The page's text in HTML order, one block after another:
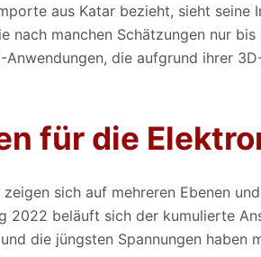
aus Katar bezieht, sieht seine
nach manchen Schätzungen nur
die aufgrund ihrer
für die
sich auf mehreren Ebenen
2022 beläuft sich der kumulierte
die jüngsten Spannungen haben